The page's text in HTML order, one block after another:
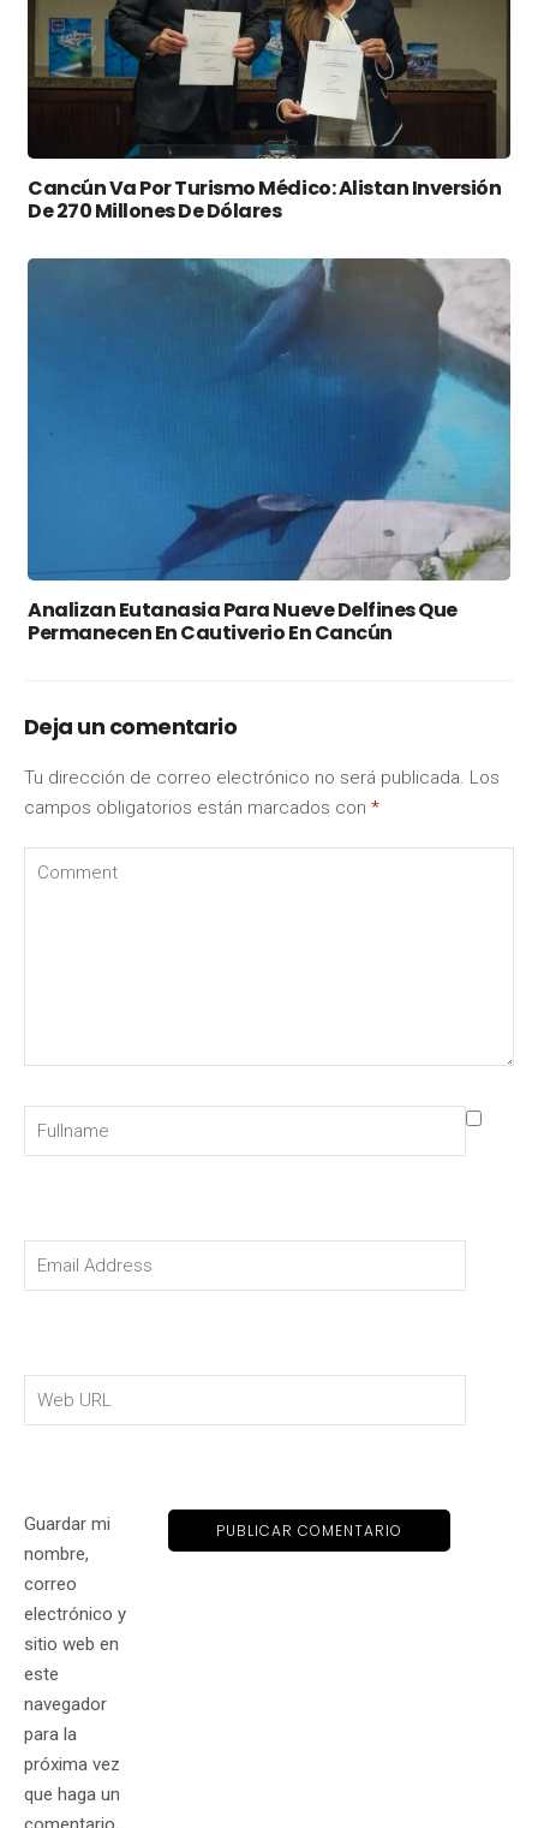
Cancún Va Por Turismo Médico: Alistan Inversión
De 270 Millones De Dólares
Analizan Eutanasia Para Nueve Delfines Que
Permanecen En Cautiverio En Cancún
Deja un comentario
Tu dirección de correo electrónico no será publicada. Los
campos obligatorios están marcados con *
Guardar mi
nombre,
correo
electrónico y
sitio web en
este
navegador
para la
próxima vez
que haga un